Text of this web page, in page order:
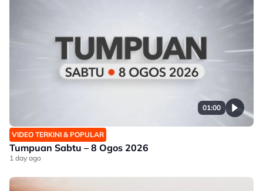
01:00
VIDEO TERKINI & POPULAR
Tumpuan Sabtu – 8 Ogos 2026
1 day ago